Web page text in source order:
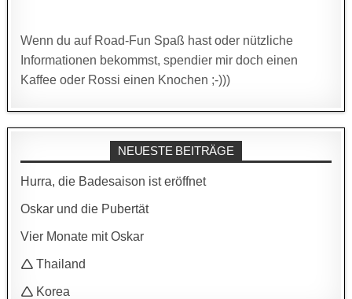
Wenn du auf Road-Fun Spaß hast oder nützliche
Informationen bekommst, spendier mir doch einen
Kaffee oder Rossi einen Knochen ;-)))
NEUESTE BEITRÄGE
Hurra, die Badesaison ist eröffnet
Oskar und die Pubertät
Vier Monate mit Oskar
🛆 Thailand
🛆 Korea